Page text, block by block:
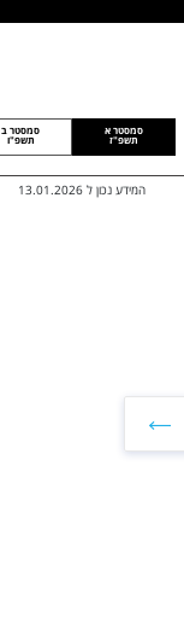
סמסטר א
תשפ"ז
סמסטר ב
תשפ"ו
המידע נכון ל 13.01.2026